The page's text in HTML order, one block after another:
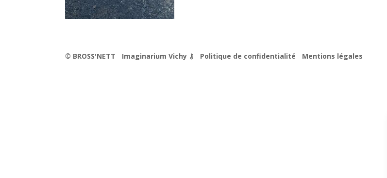
© BROSS'NETT - Imaginarium Vichy ⚷ - Politique de confidentialité - Mentions légales